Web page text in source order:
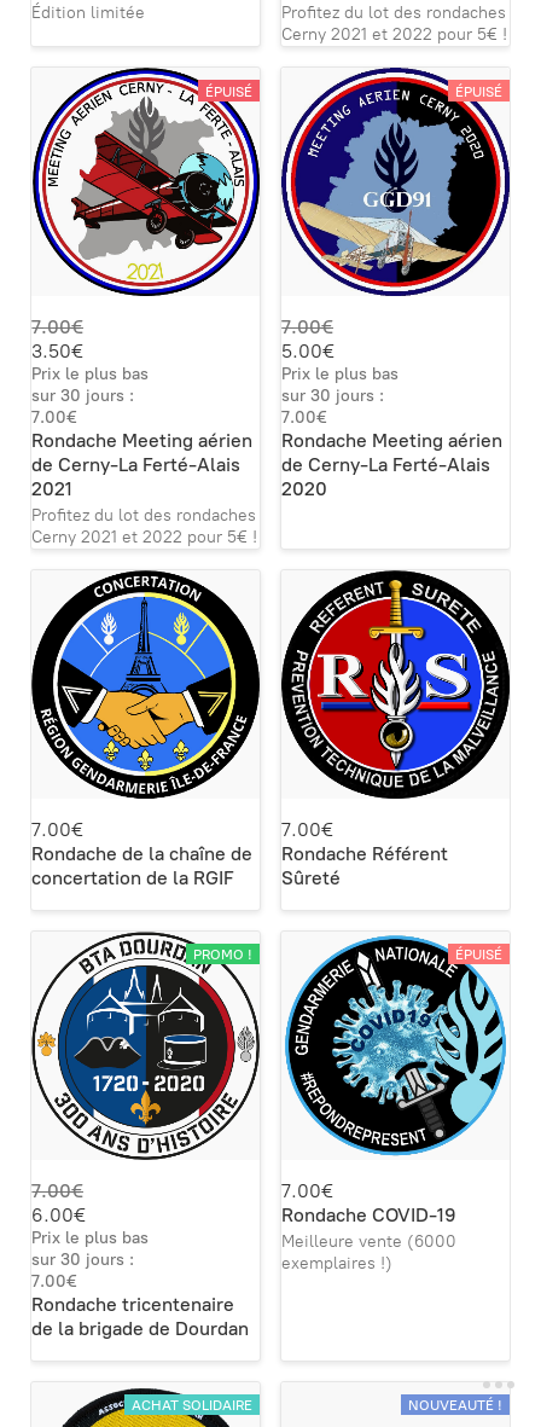
Édition limitée
Profitez du lot des rondaches
Cerny 2021 et 2022 pour 5€ !
ÉPUISÉ
7.00€
3.50€
Prix le plus bas
sur 30 jours :
7.00€
Rondache Meeting aérien
de Cerny-La Ferté-Alais
2021
Profitez du lot des rondaches
Cerny 2021 et 2022 pour 5€ !
ÉPUISÉ
7.00€
5.00€
Prix le plus bas
sur 30 jours :
7.00€
Rondache Meeting aérien
de Cerny-La Ferté-Alais
2020
7.00€
Rondache de la chaîne de
concertation de la RGIF
7.00€
Rondache Référent
Sûreté
PROMO !
7.00€
6.00€
Prix le plus bas
sur 30 jours :
7.00€
Rondache tricentenaire
de la brigade de Dourdan
ÉPUISÉ
7.00€
Rondache COVID-19
Meilleure vente (6000
exemplaires !)
ACHAT SOLIDAIRE NOUVEAUTÉ !